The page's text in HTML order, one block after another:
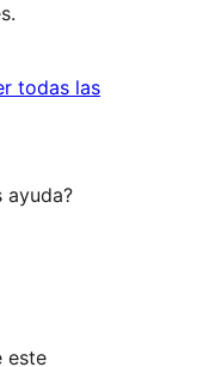
todas lasvaloraciones
ayuda?
este